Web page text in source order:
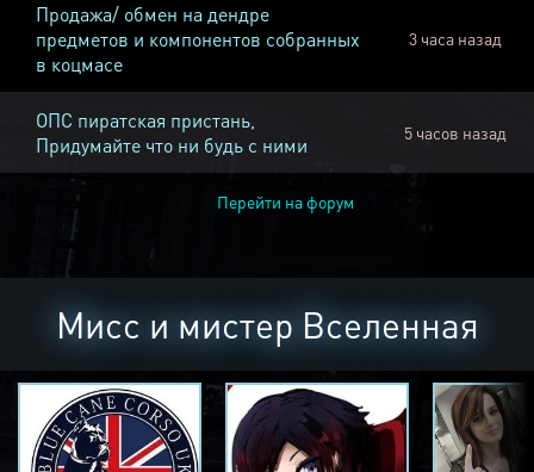
Продажа/ обмен на дендре
предметов и компонентов собранных
в коцмасе
3 часа назад
ОПС пиратская пристань,
Придумайте что ни будь с ними
5 часов назад
Перейти на форум
Мисс и мистер Вселенная